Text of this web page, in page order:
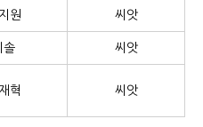
원 씨앗
솔 씨앗
혁 씨앗